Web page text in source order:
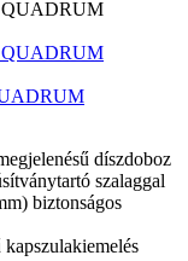
díszdoboz
szalaggal
biztonságos
kapszulakiemelés